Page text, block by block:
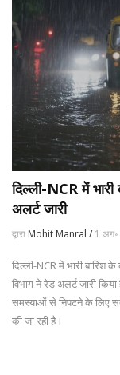
दिल्ली-NCR में
अलर्ट जारी
द्वारा Mohit Manral / 1
दिल्ली-NCR में भारी
विभाग ने रेड अलर्ट जारी
समस्याओं से निपटने के लिए
की जा रही है।